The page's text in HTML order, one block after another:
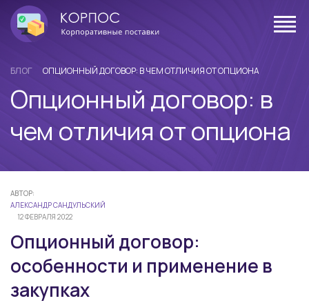
БЛОГ ОПЦИОННЫЙ ДОГОВОР: В ЧЕМ ОТЛИЧИЯ ОТ ОПЦИОНА
Опционный договор: в
чем отличия от опциона
АВТОР:
АЛЕКСАНДР САНДУЛЬСКИЙ
12 ФЕВРАЛЯ 2022
Опционный договор:
особенности и применение в
закупках